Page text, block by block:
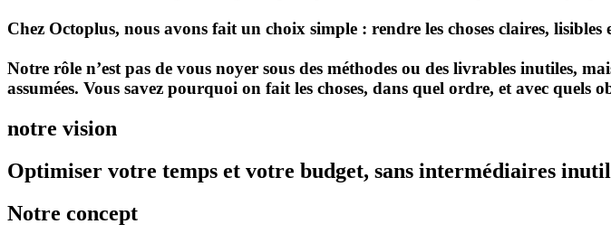
Chez Octoplus, nous avons fait un choix simple : rendre les choses claires, lisibles
Notre rôle n’est pas de vous noyer sous des méthodes ou des livrables inutiles,
assumées. Vous savez pourquoi on fait les choses, dans quel ordre, et avec quels
notre vision
Optimiser votre temps et votre budget, sans intermédiaires
Notre concept